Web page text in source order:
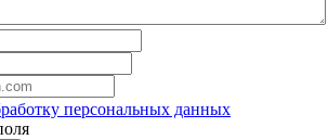
персональных данных